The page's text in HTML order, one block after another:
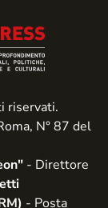
riservati.
N° 87 del
- Direttore
- Posta